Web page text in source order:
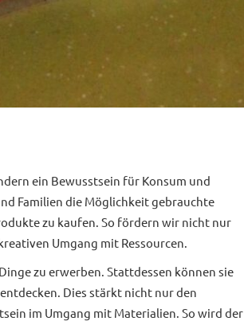
ein Bewusstsein für Konsum und
Familien die Möglichkeit gebrauchte
zu kaufen. So fördern wir nicht nur
Umgang mit Ressourcen.
zu erwerben. Stattdessen können sie
Dies stärkt nicht nur den
im Umgang mit Materialien. So wird der